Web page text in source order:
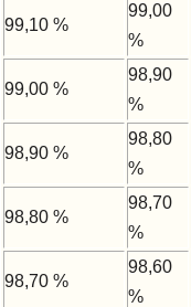
99,10 %
99,00
%
99,00 %
98,90
%
98,90 %
98,80
%
98,80 %
98,70
%
98,70 %
98,60
%